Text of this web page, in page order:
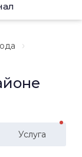
Услуга